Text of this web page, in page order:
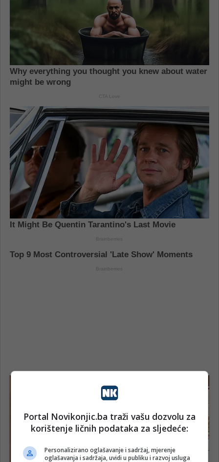
Portal Novikonjic.ba traži vašu dozvolu za
korištenje ličnih podataka za sljedeće:
Personalizirano oglašavanje i sadržaj, mjerenje
oglašavanja i sadržaja, uvidi u publiku i razvoj usluga